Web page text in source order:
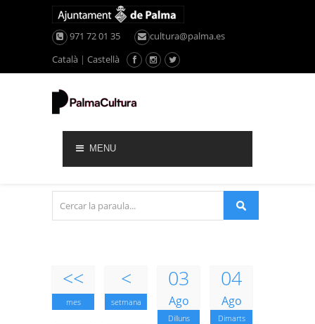
971 72 01 35
cultura@palma.es
Català | Castellà
MENU
<<
mes
<
setmana
03
Ago
Dilluns
04
Ago
Dimarts